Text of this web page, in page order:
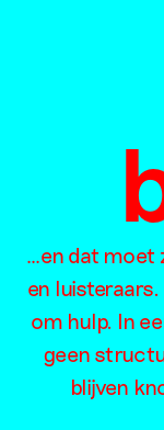
…en dat moet
en
om hulp. In
geen
blijven